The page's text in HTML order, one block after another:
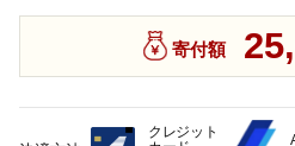
寄付額
クレジット